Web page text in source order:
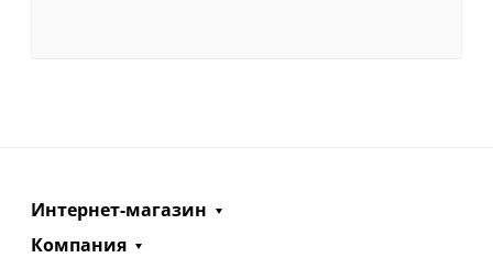
Интернет-магазин
Компания